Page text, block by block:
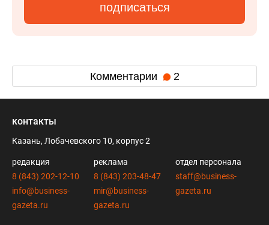
подписаться
Комментарии 2
контакты
Казань, Лобачевского 10, корпус 2
редакция
8 (843) 202-12-10
info@business-
gazeta.ru
реклама
8 (843) 203-48-47
mir@business-
gazeta.ru
отдел персонала
staff@business-
gazeta.ru